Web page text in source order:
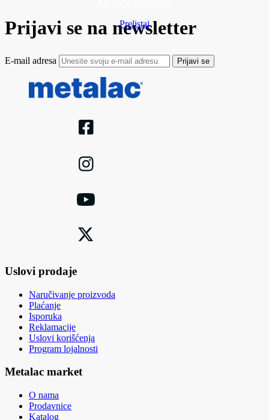
Prelistaj
Prijavi se na newsletter
E-mail adresa Prijavi se
Uslovi prodaje
Naručivanje proizvoda
Plaćanje
Isporuka
Reklamacije
Uslovi korišćenja
Program lojalnosti
Metalac market
O nama
Prodavnice
Katalog